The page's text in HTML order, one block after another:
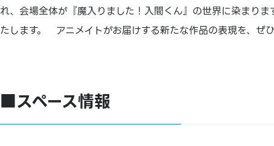
れ、会場全体が『魔入りました！入間くん』の世界に染まり
たします。 アニメイトがお届けする新たな作品の表現を、ぜ
■スペース情報